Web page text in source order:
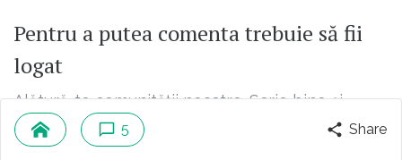
Pentru a putea comenta trebuie să fii
logat
Alătură-te comunității noastre. Scrie bine și
argumentat și poți fi unul dintre editorialiștii
platformei noastre.
5 Share